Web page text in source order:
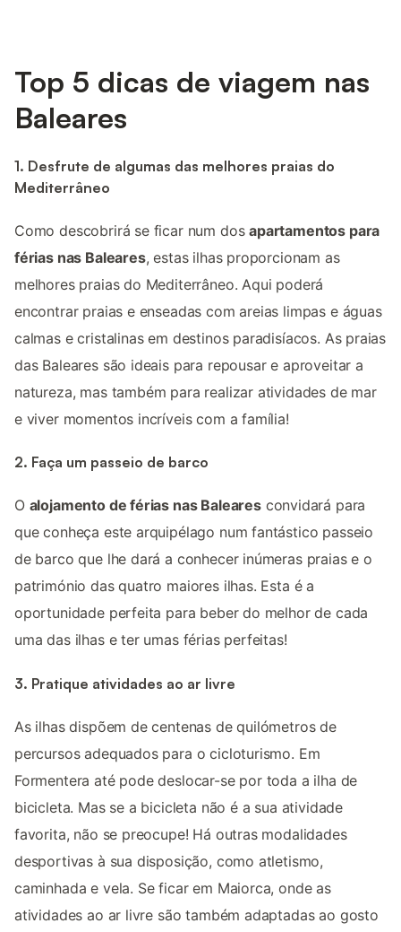
Top 5 dicas de viagem nas
Baleares
1. Desfrute de algumas das melhores praias do
Mediterrâneo
Como descobrirá se ficar num dosapartamentos para
férias nas Baleares, estas ilhas proporcionam as
melhores praias do Mediterrâneo. Aqui poderá
encontrar praias e enseadas com areias limpas e águas
calmas e cristalinas em destinos paradisíacos. As praias
das Baleares são ideais para repousar e aproveitar a
natureza, mas também para realizar atividades de mar
e viver momentos incríveis com a família!
2. Faça um passeio de barco
O alojamento de férias nas Balearesconvidará para
que conheça este arquipélago num fantástico passeio
de barco que lhe dará a conhecer inúmeras praias e o
património das quatro maiores ilhas. Esta é a
oportunidade perfeita para beber do melhor de cada
uma das ilhas e ter umas férias perfeitas!
3. Pratique atividades ao ar livre
As ilhas dispõem de centenas de quilómetros de
percursos adequados para o cicloturismo. Em
Formentera até pode deslocar-se por toda a ilha de
bicicleta. Mas se a bicicleta não é a sua atividade
favorita, não se preocupe! Há outras modalidades
desportivas à sua disposição, como atletismo,
caminhada e vela. Se ficar em Maiorca, onde as
atividades ao ar livre são também adaptadas ao gosto